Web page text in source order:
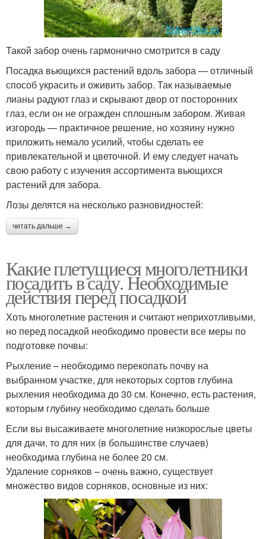
Такой забор очень гармонично смотрится в саду
Посадка вьющихся растений вдоль забора — отличный
способ украсить и оживить забор. Так называемые
лианы радуют глаз и скрывают двор от посторонних
глаз, если он не огражден сплошным забором. Живая
изгородь — практичное решение, но хозяину нужно
приложить немало усилий, чтобы сделать ее
привлекательной и цветочной. И ему следует начать
свою работу с изучения ассортимента вьющихся
растений для забора.
Лозы делятся на несколько разновидностей:
читать дальше →
Какие плетущиеся многолетники
посадить в саду. Необходимые
действия перед посадкой
Хоть многолетние растения и считают неприхотливыми,
но перед посадкой необходимо провести все меры по
подготовке почвы:
Рыхление – необходимо перекопать почву на
выбранном участке, для некоторых сортов глубина
рыхления необходима до 30 см. Конечно, есть растения,
которым глубину необходимо сделать больше
Если вы высаживаете многолетние низкорослые цветы
для дачи, то для них (в большинстве случаев)
необходима глубина не более 20 см.
Удаление сорняков – очень важно, существует
множество видов сорняков, основные из них: